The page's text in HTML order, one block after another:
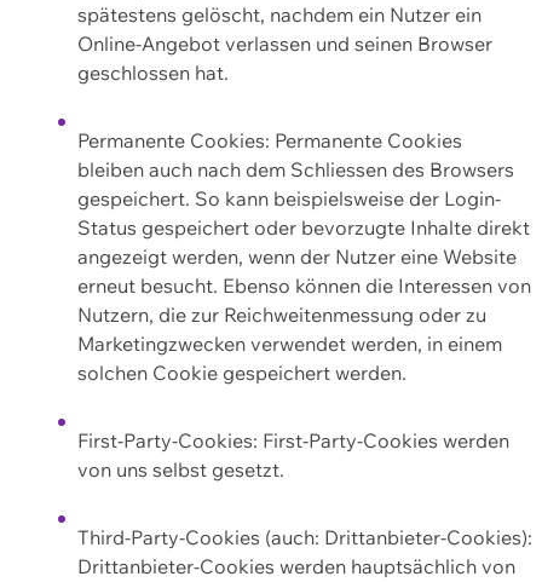
spätestens gelöscht, nachdem ein Nutzer ein
Online-Angebot verlassen und seinen Browser
geschlossen hat.
Permanente Cookies: Permanente Cookies
bleiben auch nach dem Schliessen des Browsers
gespeichert. So kann beispielsweise der Login-
Status gespeichert oder bevorzugte Inhalte direkt
angezeigt werden, wenn der Nutzer eine Website
erneut besucht. Ebenso können die Interessen von
Nutzern, die zur Reichweitenmessung oder zu
Marketingzwecken verwendet werden, in einem
solchen Cookie gespeichert werden.
First-Party-Cookies: First-Party-Cookies werden
von uns selbst gesetzt.
Third-Party-Cookies (auch: Drittanbieter-Cookies):
Drittanbieter-Cookies werden hauptsächlich von